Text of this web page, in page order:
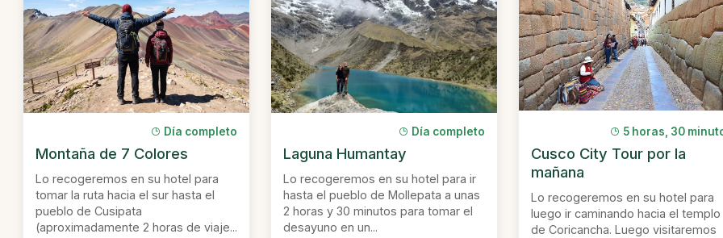
Día completo
Montaña de 7 Colores
Lo recogeremos en su hotel para
tomar la ruta hacia el sur hasta el
pueblo de Cusipata
(aproximadamente 2 horas de viaje...
Día completo
Laguna Humantay
Lo recogeremos en su hotel para ir
hasta el pueblo de Mollepata a unas
2 horas y 30 minutos para tomar el
desayuno en un...
5 horas, 30
Cusco City Tour por la
mañana
Lo recogeremos en su hotel para
luego ir caminando hacia el templo
de Coricancha. Luego visitaremos